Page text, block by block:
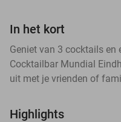
In het kort
Geniet van 3 cocktails en
Cocktailbar Mundial
uit met je vrienden of
Highlights